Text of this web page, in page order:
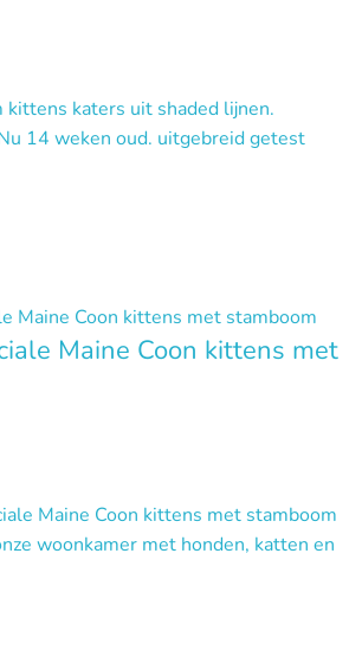
kittens katers uit shaded lijnen.
14 weken oud. uitgebreid getest
Maine Coon kittens met
Maine Coon kittens met stamboom
woonkamer met honden, katten en